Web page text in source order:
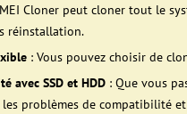
Cloner peut cloner tout le
réinstallation.
: Vous pouvez choisir de
avec SSD et HDD : Que vous
problèmes de compatibilité